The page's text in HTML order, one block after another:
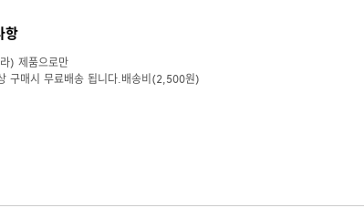
항
) 제품으로만
구매시 무료배송 됩니다.배송비(2,500원)